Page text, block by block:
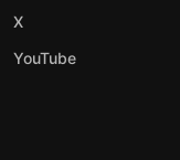
X
YouTube